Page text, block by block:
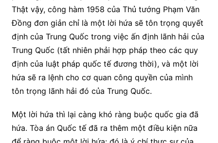
Thật vậy, công hàm 1958 của Thủ tướng Phạm Văn
Đồng đơn giản chỉ là một lời hứa sẽ tôn trọng quyết
định của Trung Quốc trong việc ấn định lãnh hải của
Trung Quốc (tất nhiên phải hợp pháp theo các quy
định của luật pháp quốc tế đương thời), và một lời
hứa sẽ ra lệnh cho cơ quan công quyền của mình
tôn trọng lãnh hải đó của Trung Quốc.
Một lời hứa thì lại càng khó ràng buộc quốc gia đã
hứa. Tòa án Quốc tế đã ra thêm một điều kiện nữa